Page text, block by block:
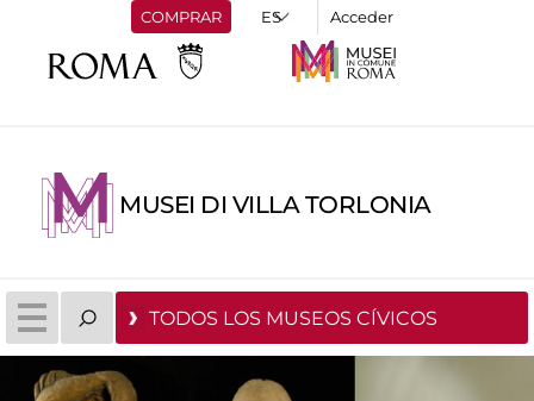
COMPRAR Acceder
MUSEI DI VILLA TORLONIA
TODOS LOS MUSEOS CÍVICOS